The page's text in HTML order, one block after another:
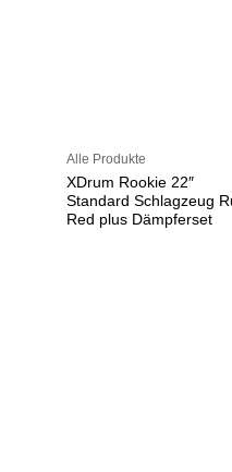
Alle Produkte
XDrum Rookie 22″
Standard Schlagzeug
Red plus Dämpferset